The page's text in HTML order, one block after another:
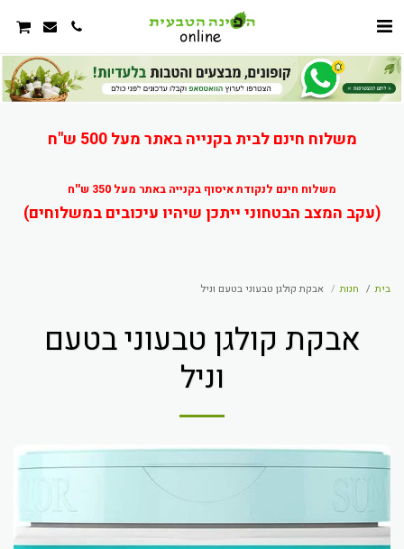
משלוח חינם לבית בקנייה באתר מעל 500 ש"ח
משלוח חינם לנקודת איסוף בקנייה באתר מעל 350 ש''ח
(עקב המצב הבטחוני ייתכן שיהיו עיכובים במשלוחים)
בית חנות אבקת קולגן טבעוני בטעם וניל
אבקת קולגן טבעוני בטעם
וניל